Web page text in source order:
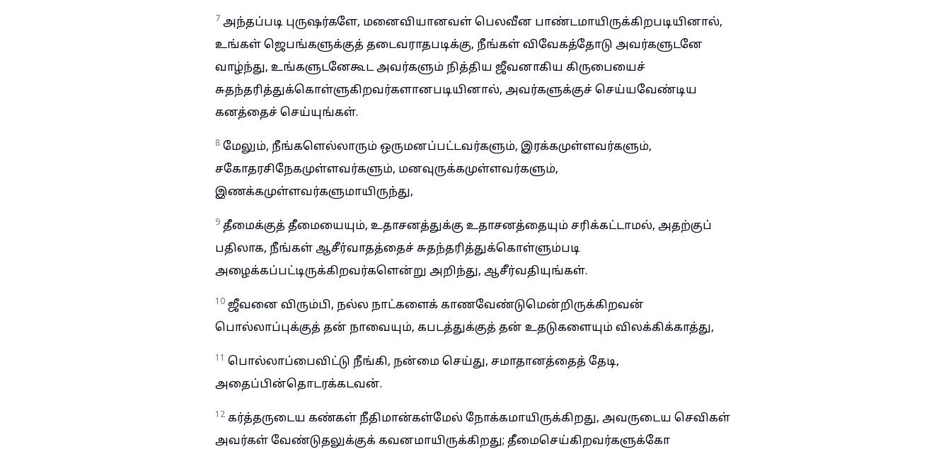
7 அந்தப்படி புருஷர்களே, மனைவியானவள் பெலவீன பாண்டமாயிருக்கிறபடியினால்,
உங்கள் ஜெபங்களுக்குத் தடைவராதபடிக்கு, நீங்கள் விவேகத்தோடு அவர்களுடனே
வாழ்ந்து, உங்களுடனேகூட அவர்களும் நித்திய ஜீவனாகிய கிருபையைச்
சுதந்தரித்துக்கொள்ளுகிறவர்களானபடியினால், அவர்களுக்குச் செய்யவேண்டிய
கனத்தைச் செய்யுங்கள்.
8 மேலும், நீங்களெல்லாரும் ஒருமனப்பட்டவர்களும், இரக்கமுள்ளவர்களும்,
சகோதரசிநேகமுள்ளவர்களும், மனவுருக்கமுள்ளவர்களும்,
இணக்கமுள்ளவர்களுமாயிருந்து,
9 தீமைக்குத் தீமையையும், உதாசனத்துக்கு உதாசனத்தையும் சரிக்கட்டாமல், அதற்குப்
பதிலாக, நீங்கள் ஆசீர்வாதத்தைச் சுதந்தரித்துக்கொள்ளும்படி
அழைக்கப்பட்டிருக்கிறவர்களென்று அறிந்து, ஆசீர்வதியுங்கள்.
10 ஜீவனை விரும்பி, நல்ல நாட்களைக் காணவேண்டுமென்றிருக்கிறவன்
பொல்லாப்புக்குத் தன் நாவையும், கபடத்துக்குத் தன் உதடுகளையும் விலக்கிக்காத்து,
11 பொல்லாப்பைவிட்டு நீங்கி, நன்மை செய்து, சமாதானத்தைத் தேடி,
அதைப்பின்தொடரக்கடவன்.
12 கர்த்தருடைய கண்கள் நீதிமான்கள்மேல் நோக்கமாயிருக்கிறது, அவருடைய செவிகள்
அவர்கள் வேண்டுதலுக்குக் கவனமாயிருக்கிறது; தீமைசெய்கிறவர்களுக்கோ